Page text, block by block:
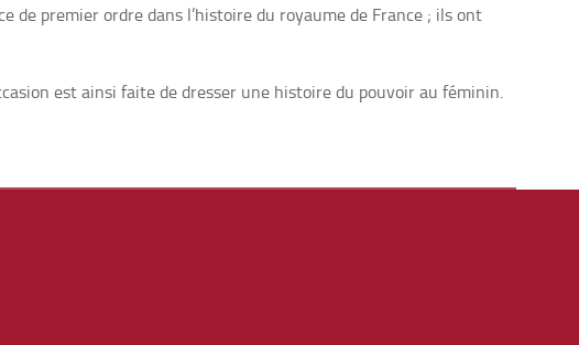
de premier ordre dans l’histoire du royaume de France ; ils ont
est ainsi faite de dresser une histoire du pouvoir au féminin.